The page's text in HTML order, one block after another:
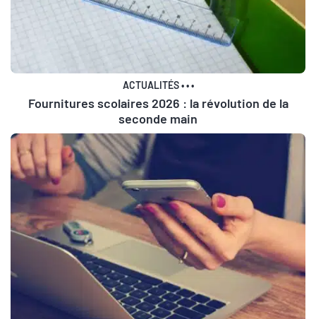
ACTUALITÉS•••
Fournitures scolaires 2026 : la révolution de la
seconde main